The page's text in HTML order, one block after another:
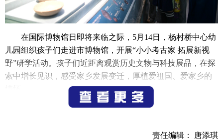
在国际博物馆日即将来临之际，5月14日，杨村桥中心幼
儿园组织孩子们走进市博物馆，开展“小小考古家 拓展新视
野”研学活动。孩子们近距离观赏历史文物与科技展品，在探
索中增长见识，感受家乡发展变迁，厚植爱祖国、爱家乡的
（记者 宁文武）
责任编辑： 唐添琪